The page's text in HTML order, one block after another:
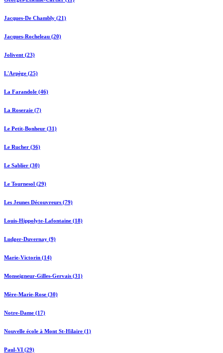
Jacques-De Chambly (21)
Jacques-Rocheleau (20)
Jolivent (23)
L'Arpège (25)
La Farandole (46)
La Roseraie (7)
Le Petit-Bonheur (31)
Le Rucher (36)
Le Sablier (30)
Le Tournesol (29)
Les Jeunes Découvreurs (79)
Louis-Hippolyte-Lafontaine (18)
Ludger-Duvernay (9)
Marie-Victorin (14)
Monseigneur-Gilles-Gervais (31)
Mère-Marie-Rose (30)
Notre-Dame (17)
Nouvelle école à Mont St-Hilaire (1)
Paul-VI (29)